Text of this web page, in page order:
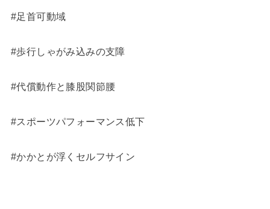
#足首可動域
#歩行しゃがみ込みの支障
#代償動作と膝股関節腰
#スポーツパフォーマンス低下
#かかとが浮くセルフサイン